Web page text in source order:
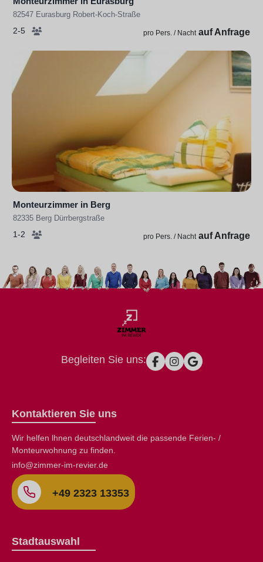
82547 Eurasburg Robert-Koch-Straße
2-5 pro Pers. / Nacht auf Anfrage
Monteurzimmer in Berg
82335 Berg Dürrbergstraße
1-2 pro Pers. / Nacht auf Anfrage
Begleiten Sie uns:
Kontaktieren Sie uns
Wir helfen lhnen deutschlandweit die passende Ferien- /
Monteurwohnung zu finden.
info@zimmer-im-revier.de
+49 2323 13353
Stadtauswahl